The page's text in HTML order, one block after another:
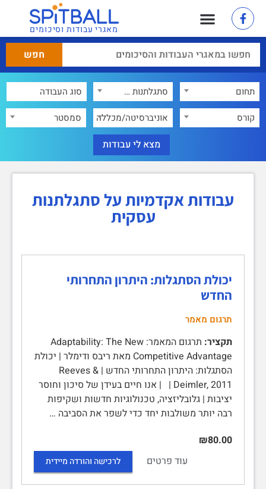
מאגרי עבודות וסיכומים
תחום
סתגלתנות עסקית
קורס
אוניברסיטה/מכללה סמסטר
עבודות אקדמיות על סתגלתנות
עסקית
יכולת הסתגלות: היתרון התחרותי
החדש
תרגום מאמר
תקציר:
תרגום המאמר: Adaptability: The New
Competitive Advantage מאת ריבס ודימלר | יכולת
הסתגלות: היתרון התחרותי החדש | Reeves &
Deimler, 2011 | | אנו חיים בעידן של סיכון וחוסר
יציבות | גלובליזציה, טכנולוגיות חדשות ושקיפות
רבה יותר משולבות יחד כדי לשפר את הסביבה …
₪80.00
עוד פרטים
לרכישה והורדה מיידית